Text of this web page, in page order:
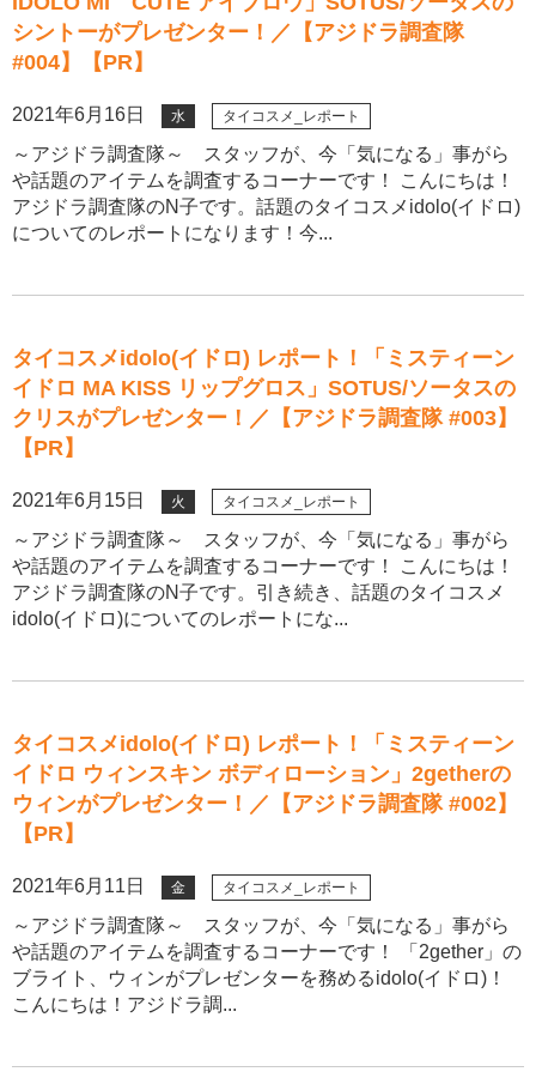
シントーがプレゼンター！／【アジドラ調査隊
#004】【PR】
2021年6月16日 水 タイコスメ_レポート
～アジドラ調査隊～ スタッフが、今「気になる」事がら
や話題のアイテムを調査するコーナーです！ こんにちは！
アジドラ調査隊のN子です。話題のタイコスメidolo(イドロ)
についてのレポートになります！今...
タイコスメidolo(イドロ) レポート！「ミスティーン
イドロ MA KISS リップグロス」SOTUS/ソータスの
クリスがプレゼンター！／【アジドラ調査隊 #003】
【PR】
2021年6月15日 火 タイコスメ_レポート
～アジドラ調査隊～ スタッフが、今「気になる」事がら
や話題のアイテムを調査するコーナーです！ こんにちは！
アジドラ調査隊のN子です。引き続き、話題のタイコスメ
idolo(イドロ)についてのレポートにな...
タイコスメidolo(イドロ) レポート！「ミスティーン
イドロ ウィンスキン ボディローション」2getherの
ウィンがプレゼンター！／【アジドラ調査隊 #002】
【PR】
2021年6月11日 金 タイコスメ_レポート
～アジドラ調査隊～ スタッフが、今「気になる」事がら
や話題のアイテムを調査するコーナーです！ 「2gether」の
ブライト、ウィンがプレゼンターを務めるidolo(イドロ)！
こんにちは！アジドラ調...